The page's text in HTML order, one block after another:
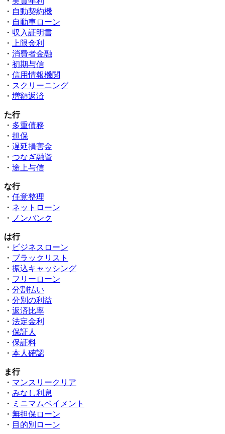
・ 自動契約機
・ 自動車ローン
・ 収入証明書
・
上限金利
・ 消費者金融
・ 初期与信
・ 信用情報機関
・ スクリーニング
・ 増額返済
た行
・ 多重債務
・ 担保
・ 遅延損害金
・ つなぎ融資
・ 途上与信
な行
・ 任意整理
・ ネットローン
・ ノンバンク
は行
・ ビジネスローン
・ ブラックリスト
・ 振込キャッシング
・ フリーローン
・ 分割払い
・ 分別の利益
・ 返済比率
・ 法定金利
・ 保証人
・ 保証料
・ 本人確認
ま行
・ マンスリークリア
・ みなし利息
・ ミニマムペイメント
・ 無担保ローン
・ 目的別ローン